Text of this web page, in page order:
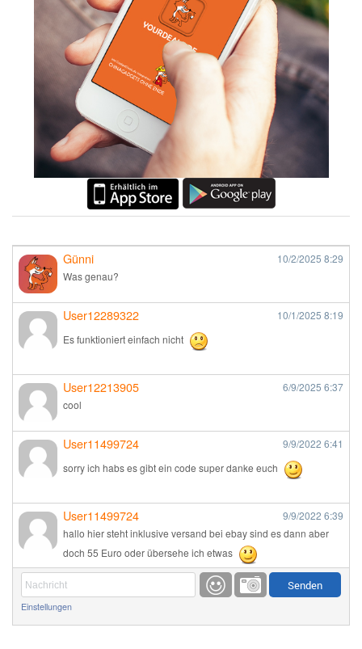
Günni 10/2/2025 8:29
Was genau?
User12289322 10/1/2025 8:19
Es funktioniert einfach nicht
User12213905 6/9/2025 6:37
cool
User11499724 9/9/2022 6:41
sorry ich habs es gibt ein code super danke euch
User11499724 9/9/2022 6:39
hallo hier steht inklusive versand bei ebay sind es dann aber
doch 55 Euro oder übersehe ich etwas
Günni 9/1/20226:17
Einstellungen